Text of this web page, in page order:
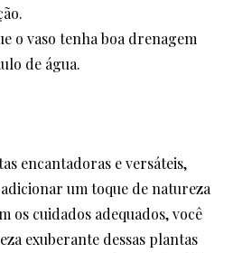
o vaso tenha boa drenagem
de água.
encantadoras e versáteis,
um toque de natureza
os cuidados adequados, você
exuberante dessas plantas